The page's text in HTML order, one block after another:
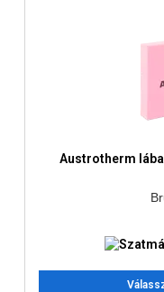
Austrotherm